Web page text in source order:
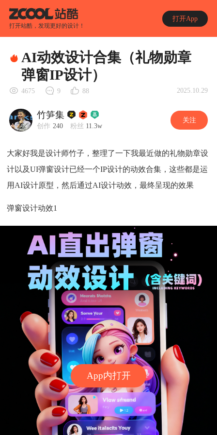
打开站酷，发现更好的设计！
打开App
App内打开
AI动效设计合集（礼物勋章
弹窗IP设计）
4675 9 88 2025.10.29
竹笋集
创作 240 粉丝 11.3w
关注
大家好我是设计师竹子，整理了一下我最近做的礼物勋章设
计以及UI弹窗设计已经一个IP设计的动效合集，这些都是运
用AI设计原型，然后通过AI设计动效，最终呈现的效果
弹窗设计动效1